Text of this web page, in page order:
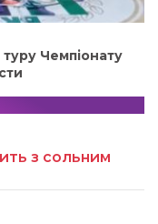
Чемпіонату
з сольним